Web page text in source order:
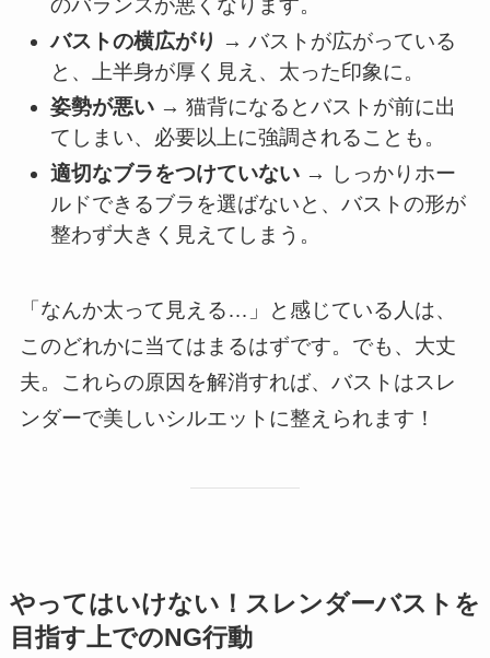
のバランスが悪くなります。
バストの横広がり → バストが広がっている
と、上半身が厚く見え、太った印象に。
姿勢が悪い → 猫背になるとバストが前に出
てしまい、必要以上に強調されることも。
適切なブラをつけていない → しっかりホー
ルドできるブラを選ばないと、バストの形が
整わず大きく見えてしまう。
「なんか太って見える…」と感じている人は、
このどれかに当てはまるはずです。でも、大丈
夫。これらの原因を解消すれば、バストはスレ
ンダーで美しいシルエットに整えられます！
やってはいけない！スレンダーバストを
目指す上でのNG行動